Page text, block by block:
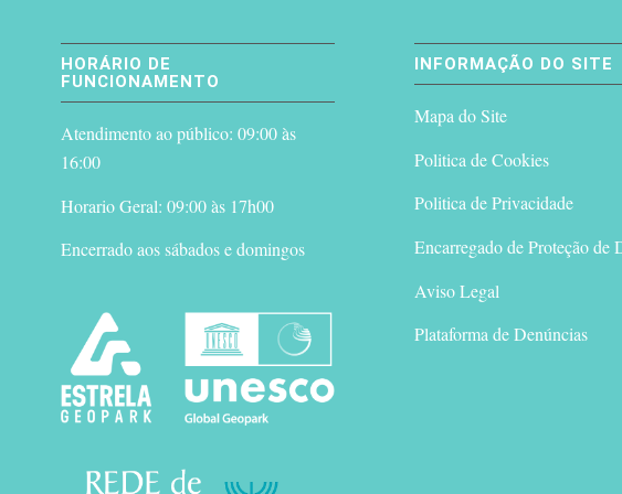
HORÁRIO DE
FUNCIONAMENTO
Atendimento ao público: 09:00 às
16:00
Horario Geral: 09:00 às 17h00
Encerrado aos sábados e domingos
INFORMAÇÃO DO SITE
Mapa do Site
Politica de Cookies
Politica de Privacidade
Encarregado de Proteção de
Aviso Legal
Plataforma de Denúncias